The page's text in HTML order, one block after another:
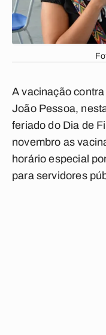
A vacinação
João Pessoa,
feriado do Dia de
novembro as
horário especial
para servidores